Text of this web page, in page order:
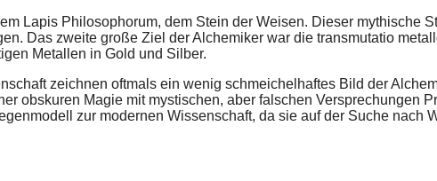
Lapis Philosophorum, dem Stein der Weisen. Dieser mythische
Das zweite große Ziel der Alchemiker war die transmutatio
Metallen in Gold und Silber.
zeichnen oftmals ein wenig schmeichelhaftes Bild der
obskuren Magie mit mystischen, aber falschen Versprechungen
zur modernen Wissenschaft, da sie auf der Suche nach